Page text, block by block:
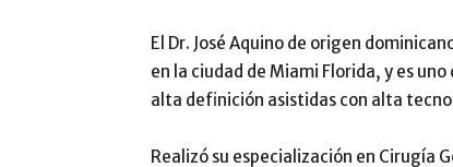
El Dr. José Aquino de origen
en la ciudad de Miami Florida, y es
alta definición asistidas con alta
Realizó su especialización en Cirugía